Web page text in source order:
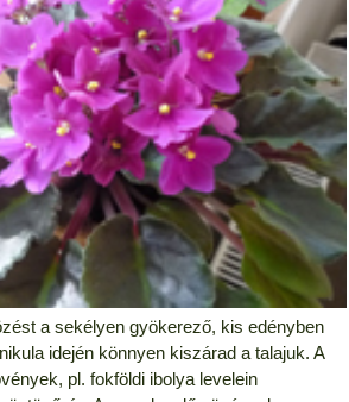
a sekélyen gyökerező, kis edényben
idején könnyen kiszárad a talajuk. A
pl. fokföldi ibolya levelein